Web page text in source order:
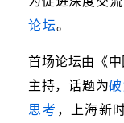
论坛。
首场论坛由《
主持，话题为
思考 ，上海新